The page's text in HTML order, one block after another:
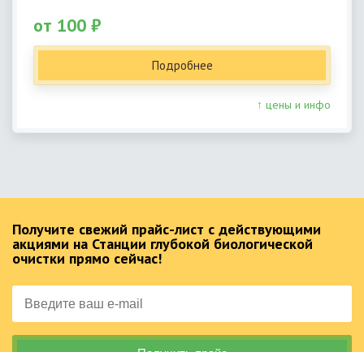
от 100 ₽
Подробнее
↑ цены и инфо
Получите свежий прайс-лист с действующими
акциями на Станции глубокой биологической
очистки прямо сейчас!